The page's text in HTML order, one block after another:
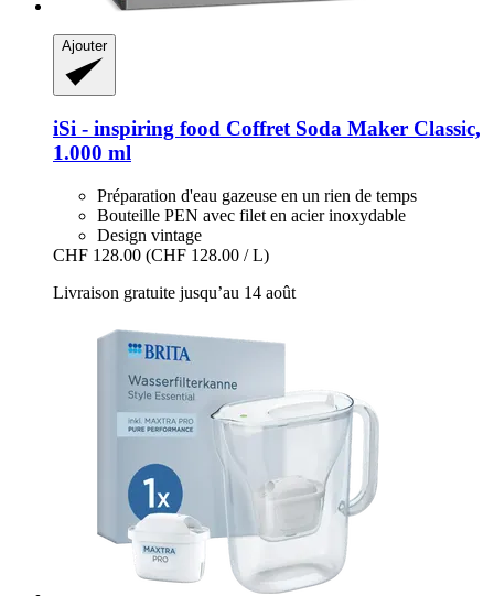
Ajouter
iSi - inspiring food Coffret Soda Maker Classic,
1.000 ml
Préparation d'eau gazeuse en un rien de temps
Bouteille PEN avec filet en acier inoxydable
Design vintage
CHF 128.00 (CHF 128.00 / L)
Livraison gratuite jusqu’au 14 août